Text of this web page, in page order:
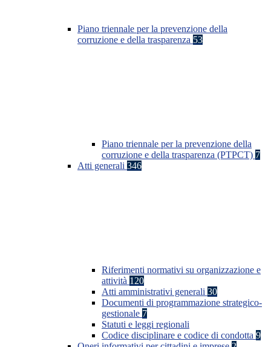
Piano triennale per la prevenzione della
corruzione e della trasparenza 53
Piano triennale per la prevenzione della
corruzione e della trasparenza (PTPCT) 7
Atti generali 346
Riferimenti normativi su organizzazione e
attività 120
Atti amministrativi generali 30
Documenti di programmazione strategico-
gestionale 7
Statuti e leggi regionali
Codice disciplinare e codice di condotta 9